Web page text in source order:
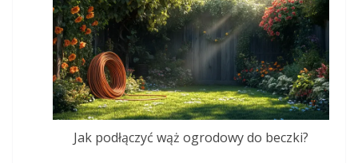
Jak podłączyć wąż ogrodowy do beczki?